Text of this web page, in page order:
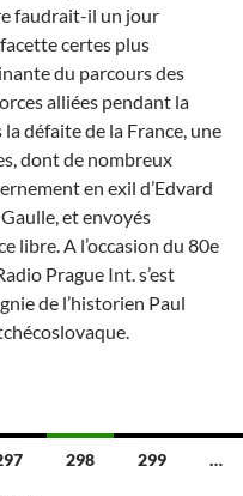
faudrait-il un jour
certes plus
du parcours des
alliées pendant la
défaite de la France, une
dont de nombreux
en exil d’Edvard
et envoyés
libre. A l’occasion du 80e
Prague Int. s’est
de l’historien Paul
298 299 …